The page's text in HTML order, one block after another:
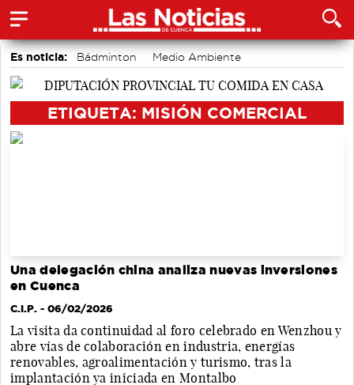
Es noticia: Bádminton
Medio Ambiente
Área de Deportes
ETIQUETA: MISIÓN COMERCIAL
Una delegación china analiza nuevas inversiones
en Cuenca
C.I.P. - 06/02/2026
La visita da continuidad al foro celebrado en Wenzhou y
abre vías de colaboración en industria, energías
renovables, agroalimentación y turismo, tras la
implantación ya iniciada en Montalbo